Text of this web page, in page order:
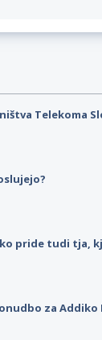
Telekoma
pride tudi tja,
za Addiko